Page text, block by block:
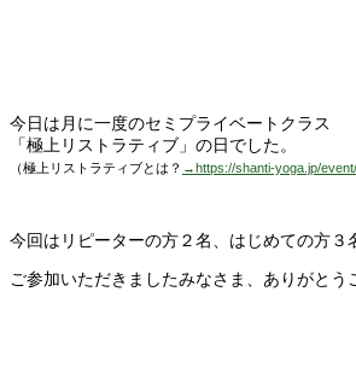
今日は月に一度のセミプライベートクラス
「極上リストラティブ」の日でした。
（極上リストラティブとは？ →https://shanti-yoga.jp/event/
今回はリピーターの方２名、はじめての方３
ご参加いただきましたみなさま、ありがとう